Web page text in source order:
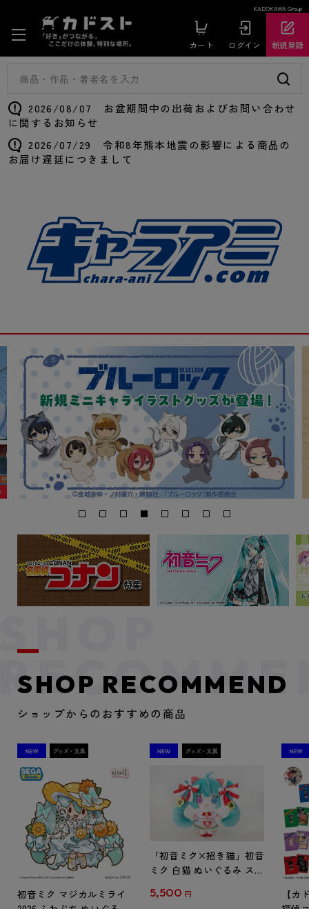
KADOKAWA Group
カート ログイン 新規登録
2026/08/07 お盆期間中の出荷およびお問い合わせ
に関するお知らせ
2026/07/29 令和8年熊本地震の影響による商品の
お届け遅延につきまして
SHOP RECOMMEND
ショップからのおすすめの商品
初音ミク マジカルミライ
「初音ミク×招き猫」初音
ミク 白猫 ぬいぐるみ スタ
5,500 円
【カ